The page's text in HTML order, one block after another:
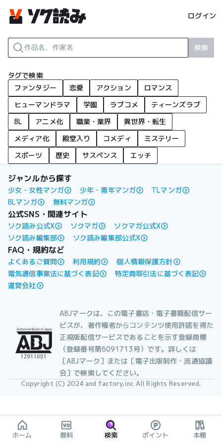
ログイン
検索
タグで検索
ファンタジー
恋愛 アクション
ロマンス
ヒューマンドラマ
学園 ラブコメ
ティーンズラブ
BL
アニメ化 職業・業界
異世界・転生
メディア化
殿堂入り コメディ
ミステリー
スポーツ
歴史 サスペンス エッチ
ジャンルから探す
少女・女性マンガ 少年・青年マンガ
TLマンガ
BLマンガ
無料マンガ
公式SNS・関連サイト
ソク読み公式X ソクマガ
ソクマガ公式X
ソク読み編集部
ソク読み編集部公式X
FAQ・規約など
よくあるご質問 利用規約
個人情報保護方針
電気通信事業法に基づく表記
特定商取引法に基づく表記
運営会社
ABJマークは、この電子書店・電子書籍配信サー
ビスが、著作権者からコンテンツ使用許諾を得た
正規版配信サービスであることを示す登録商標
（登録番号第6091713号）です。詳しくは
［ABJマーク］または［電子出版制作・流通協議
会］で検索してください。
Copyright (C) 2024 and factory,inc All Rights Reserved.
ホーム 無料 検索 ポイント 本棚